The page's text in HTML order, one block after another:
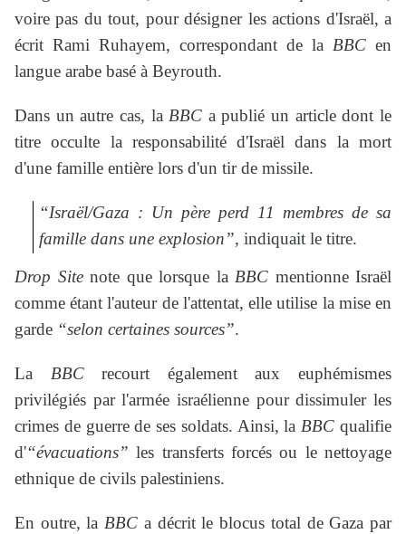
voire pas du tout, pour désigner les actions d'Israël, a
écrit Rami Ruhayem, correspondant de la BBC en
langue arabe basé à Beyrouth.
Dans un autre cas, la BBC a publié un article dont le
titre occulte la responsabilité d'Israël dans la mort
d'une famille entière lors d'un tir de missile.
“Israël/Gaza : Un père perd 11 membres de sa
famille dans une explosion”, indiquait le titre.
Drop Sitenote que lorsque la BBC mentionne Israël
comme étant l'auteur de l'attentat, elle utilise la mise en
garde “selon certaines sources”.
La BBCrecourt également aux euphémismes
privilégiés par l'armée israélienne pour dissimuler les
crimes de guerre de ses soldats. Ainsi, la BBC qualifie
d'“évacuations” les transferts forcés ou le nettoyage
ethnique de civils palestiniens.
En outre, la BBC a décrit le blocus total de Gaza par